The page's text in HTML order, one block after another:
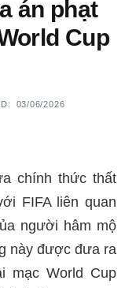
án phạt
Cup
03/06/2026
chính thức thất
FIFA liên quan
người hâm mộ
này được đưa ra
mạc World Cup